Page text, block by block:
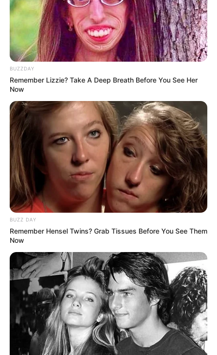
LIHAT ARTIKEL LAINNYA
Tastefully Yours Confidence Queen
Walking On Thin Ice Tempest
My Troublesome Star Aema
BUZZDAY
Remember Lizzie? Take A Deep Breath Before You See Her
Now
BUZZ DAY
Remember Hensel Twins? Grab Tissues Before You See Them
Now